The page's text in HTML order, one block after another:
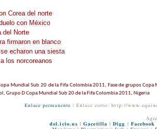
Corea del norte
con México
del Norte
firmaron en blanco
echaron una siesta
los norcoreanos
Mundial Sub 20 de la Fifa Colombia 2011, Fase de grupos
, Grupo D Copa Mundial Sub 20 de la Fifa Colombia 2011, Nigeria
Enlace permanente | Enlace corto: http://
del.icio.us |Gacetilla |Digg Facebook